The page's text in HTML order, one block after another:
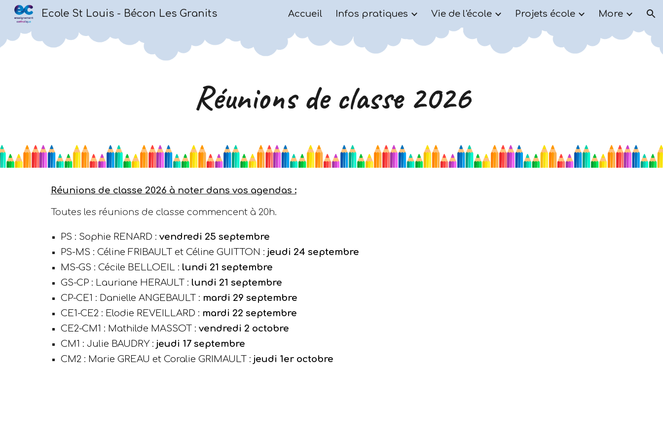
Skip to main content Skip to navigation
Ecole St Louis - Bécon Les Granits Accueil Infos pratiques Vie de l'école Projets école More
Réunions de classe 2026
Réunions de classe 2026 à noter dans vos agendas :
Toutes les réunions de classe commencent à 20h.
PS : Sophie RENARD : vendredi 25 septembre
PS-MS : Céline FRIBAULT et Céline GUITTON : jeudi 24 septembre
MS-GS : Cécile BELLOEIL : lundi 21 septembre
GS-CP : Lauriane HERAULT : lundi 21 septembre
CP-CE1 : Danielle ANGEBAULT : mardi 29 septembre
CE1-CE2 : Elodie REVEILLARD : mardi 22 septembre
CE2-CM1 : Mathilde MASSOT : vendredi 2 octobre
CM1 : Julie BAUDRY : jeudi 17 septembre
CM2 : Marie GREAU et Coralie GRIMAULT : jeudi 1er octobre